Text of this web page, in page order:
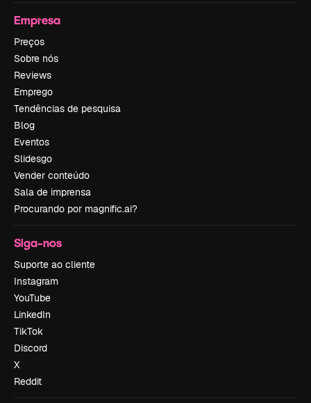
Empresa
Preços
Sobre nós
Reviews
Emprego
Tendências de pesquisa
Blog
Eventos
Slidesgo
Vender conteúdo
Sala de imprensa
Procurando por magnific.ai?
Siga-nos
Suporte ao cliente
Instagram
YouTube
LinkedIn
TikTok
Discord
X
Reddit